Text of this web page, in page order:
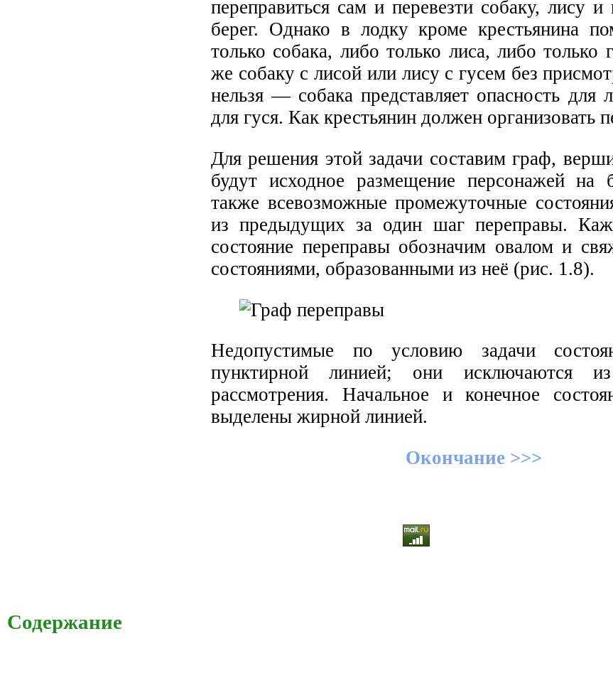
переправиться сам и перевезти собаку, лису и
берег. Однако в лодку кроме крестьянина
только собака, либо только лиса, либо только
же собаку с лисой или лису с гусем без
нельзя — собака представляет опасность
для гуся. Как крестьянин должен организовать
Для решения этой задачи составим граф,
будут исходное размещение персонажей на
также всевозможные промежуточные
из предыдущих за один шаг переправы.
состояние переправы обозначим овалом и
состояниями, образованными из неё (рис. 1.8).
Недопустимые по условию задачи
пунктирной линией; они исключаются из
рассмотрения. Начальное и конечное
выделены жирной линией.
Окончание >>>
Содержание